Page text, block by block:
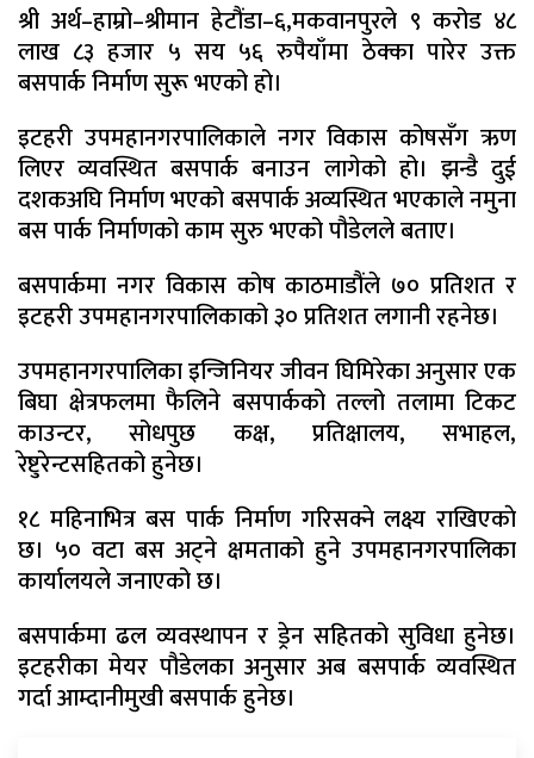
श्री अर्थ–हाम्रो–श्रीमान हेटौंडा–६,मकवानपुरले ९ करोड ४८
लाख ८३ हजार ५ सय ५६ रुपैयाँमा ठेक्का पारेर उक्त
बसपार्क निर्माण सुरू भएको हो।
इटहरी उपमहानगरपालिकाले नगर विकास कोषसँग ऋण
लिएर व्यवस्थित बसपार्क बनाउन लागेको हो। झन्डै दुई
दशकअघि निर्माण भएको बसपार्क अव्यस्थित भएकाले नमुना
बस पार्क निर्माणको काम सुरु भएको पौडेलले बताए।
बसपार्कमा नगर विकास कोष काठमाडौंले ७० प्रतिशत र
इटहरी उपमहानगरपालिकाको ३० प्रतिशत लगानी रहनेछ।
उपमहानगरपालिका इन्जिनियर जीवन घिमिरेका अनुसार एक
बिघा क्षेत्रफलमा फैलिने बसपार्कको तल्लो तलामा टिकट
काउन्टर, सोधपुछ कक्ष, प्रतिक्षालय, सभाहल,
रेष्टुरेन्टसहितको हुनेछ।
१८ महिनाभित्र बस पार्क निर्माण गरिसक्ने लक्ष्य राखिएकाे
छ। ५० वटा बस अट्ने क्षमताको हुने उपमहानगरपालिका
कार्यालयले जनाएको छ।
बसपार्कमा ढल व्यवस्थापन र ड्रेन सहितको सुविधा हुनेछ।
इटहरीका मेयर पौडेलका अनुसार अब बसपार्क व्यवस्थित
गर्दा आम्दानीमुखी बसपार्क हुनेछ।